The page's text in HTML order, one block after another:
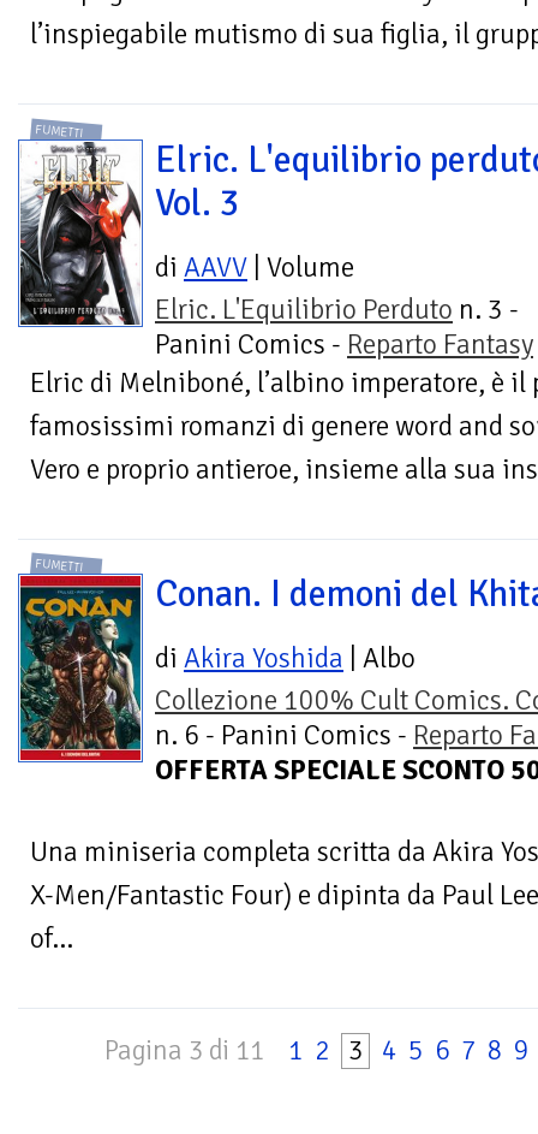
l’inspiegabile mutismo di sua figlia, il
FUMETTI
Elric. L'equilibrio
Vol. 3
di AAVV | Volume
Elric. L'Equilibrio Perduto n. 3 -
Panini Comics - Reparto Fantasy
Elric di Melniboné, l’albino imperatore, è il
famosissimi romanzi di genere word and
Vero e proprio antieroe, insieme alla sua
FUMETTI
Conan. I demoni del
di Akira Yoshida | Albo
Collezione 100% Cult Comics.
n. 6 - Panini Comics - Reparto
OFFERTA SPECIALE SCONTO
Una miniseria completa scritta da Akira
X-Men/Fantastic Four) e dipinta da Paul
of...
Pagina 3 di 11 1 2 3 4 5 6 7 8 9